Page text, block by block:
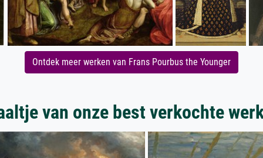
Ontdek meer werken van Frans Pourbus the Younger
van onze best verkochte